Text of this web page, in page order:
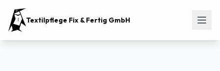
Textilpflege Fix & Fertig GmbH